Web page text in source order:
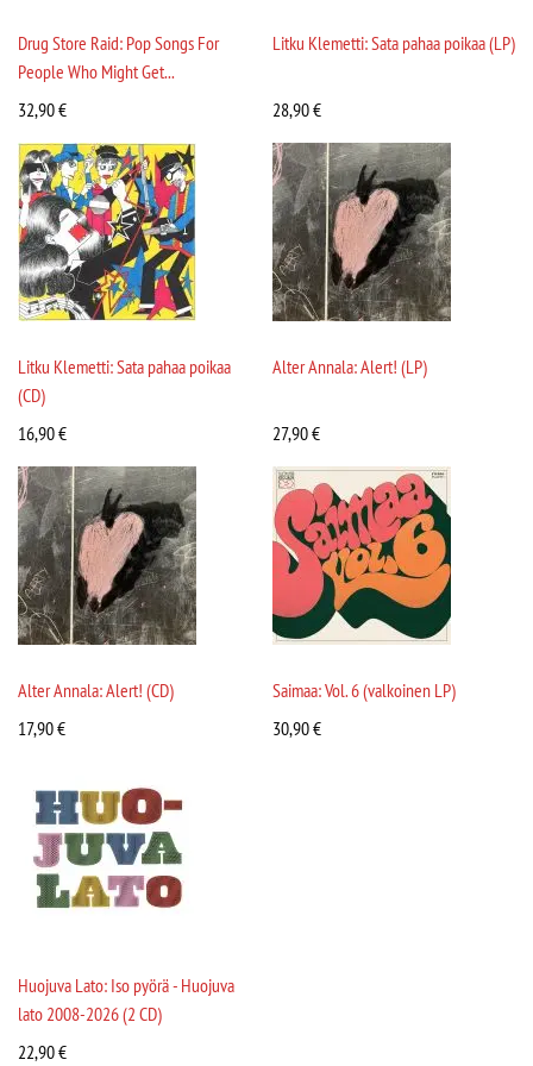
Drug Store Raid: Pop Songs For
People Who Might Get...
32,90€
Litku Klemetti: Sata pahaa poikaa (LP)
28,90€
Litku Klemetti: Sata pahaa poikaa
(CD)
16,90€
Alter Annala: Alert! (LP)
27,90€
Alter Annala: Alert! (CD)
17,90€
Saimaa: Vol. 6 (valkoinen LP)
30,90€
Huojuva Lato: Iso pyörä - Huojuva
lato 2008-2026 (2 CD)
22,90€